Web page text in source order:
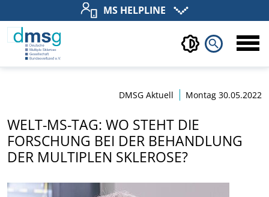
MS HELPLINE
search
DMSG Aktuell Montag 30.05.2022
WELT-MS-TAG: WO STEHT DIE
FORSCHUNG BEI DER BEHANDLUNG
DER MULTIPLEN SKLEROSE?